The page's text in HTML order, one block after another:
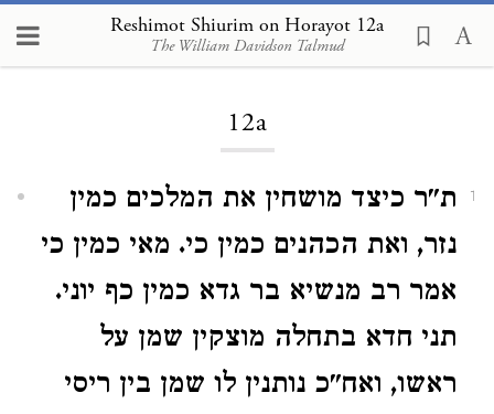
Reshimot Shiurim on Horayot 12a
The William Davidson Talmud
Loading...
12a
1
ת"ר כיצד מושחין את המלכים כמין
נזר, ואת הכהנים כמין כי. מאי כמין כי
אמר רב מנשיא בר גדא כמין כף יוני.
תני חדא בתחלה מוצקין שמן על
ראשו, ואח"כ נותנין לו שמן בין ריסי